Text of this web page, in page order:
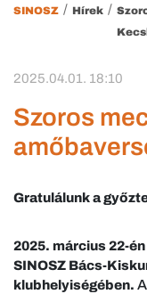
SINOSZ / Hírek /
2025.04.01. 18:10
Szoros
Gratulálunk a
2025. március 22-
SINOSZ Bács-
klubhelyiségében.